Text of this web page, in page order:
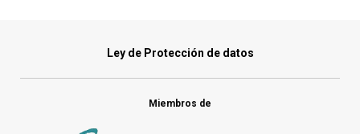
Ley de Protección de datos
Miembros de